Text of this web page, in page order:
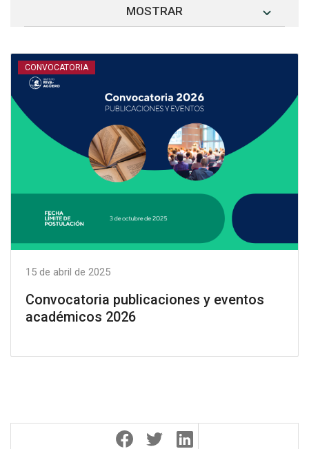
MOSTRAR
CONVOCATORIA
15 de abril de 2025
Convocatoria publicaciones y eventos
académicos 2026